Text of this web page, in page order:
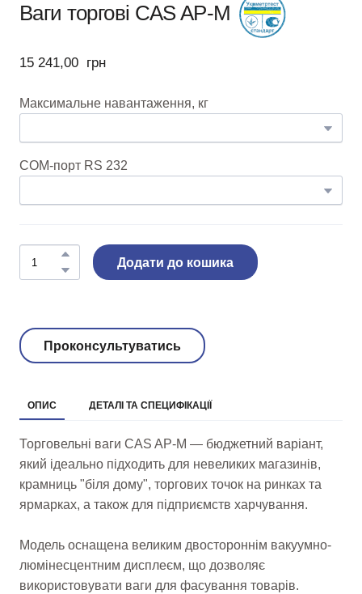
Ваги торгові CAS AP-M
15 241,00  грн
Максимальне навантаження, кг
COM-порт RS 232
Додати до кошика
Проконсультуватись
ОПИС ДЕТАЛІ ТА СПЕЦИФІКАЦІЇ
Торговельні ваги CAS AP-M — бюджетний варіант,
який ідеально підходить для невеликих магазинів,
крамниць "біля дому", торгових точок на ринках та
ярмарках, а також для підприємств харчування.
Модель оснащена великим двостороннім вакуумно-
люмінесцентним дисплеєм, що дозволяє
використовувати ваги для фасування товарів.